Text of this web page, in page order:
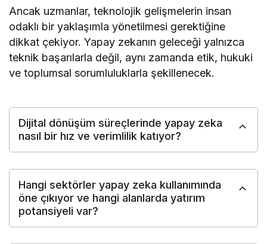
Ancak uzmanlar, teknolojik gelişmelerin insan
odaklı bir yaklaşımla yönetilmesi gerektiğine
dikkat çekiyor. Yapay zekanın geleceği yalnızca
teknik başarılarla değil, aynı zamanda etik, hukuki
ve toplumsal sorumluluklarla şekillenecek.
Dijital dönüşüm süreçlerinde yapay zeka
nasıl bir hız ve verimlilik katıyor?
Hangi sektörler yapay zeka kullanımında
öne çıkıyor ve hangi alanlarda yatırım
potansiyeli var?